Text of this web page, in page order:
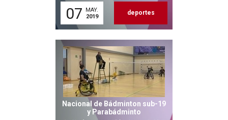
07
MAY.
2019
deportes
Nacional de Bádminton sub-19
y Parabádminto